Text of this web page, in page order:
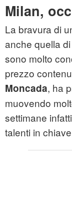
Milan,
La bravura di
anche quella di
sono molto
prezzo
Moncada, ha
muovendo
settimane
talenti in